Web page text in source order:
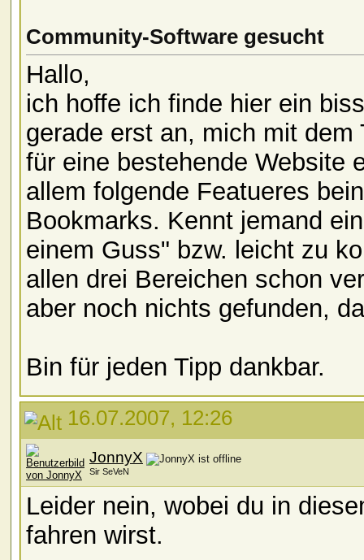
Community-Software gesucht
Hallo,
ich hoffe ich finde hier ein
gerade erst an, mich mit
für eine bestehende Website
allem folgende Featueres
Bookmarks. Kennt jemand
einem Guss" bzw. leicht zu
allen drei Bereichen schon
aber noch nichts gefunden,
Bin für jeden Tipp dankbar.
16.07.2007, 12:26
JonnyX
Sir SeVeN
Leider nein, wobei du in
fahren wirst.